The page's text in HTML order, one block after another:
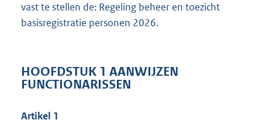
vast te stellen de: Regeling beheer en toezicht
basisregistratie personen 2026.
HOOFDSTUK 1 AANWIJZEN
FUNCTIONARISSEN
Artikel 1